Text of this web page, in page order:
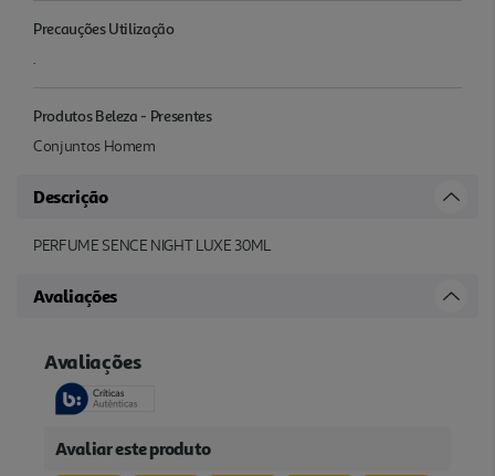
Precauções Utilização
.
Produtos Beleza - Presentes
Conjuntos Homem
Descrição
PERFUME SENCE NIGHT LUXE 30ML
Avaliações